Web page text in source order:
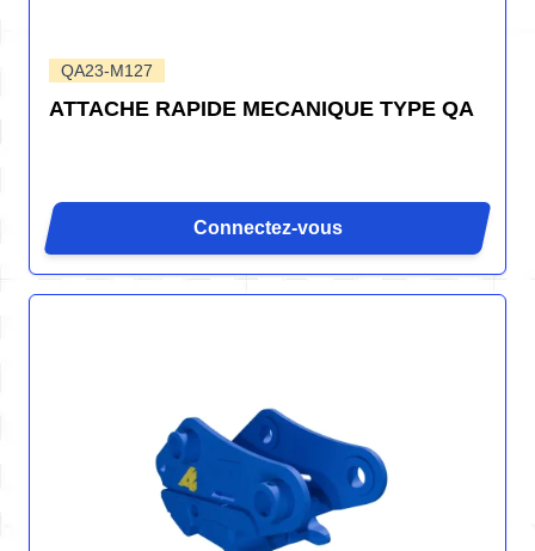
QA23-M127
ATTACHE RAPIDE MECANIQUE TYPE QA
Connectez-vous